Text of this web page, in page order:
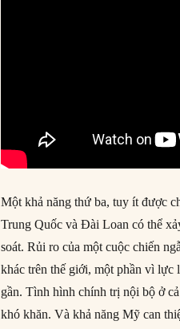
Một khả năng thứ ba, tuy ít được
Trung Quốc và Đài Loan có thể
soát. Rủi ro của một cuộc chiến
khác trên thế giới, một phần vì lực
gần. Tình hình chính trị nội bộ ở
khó khăn. Và khả năng Mỹ can